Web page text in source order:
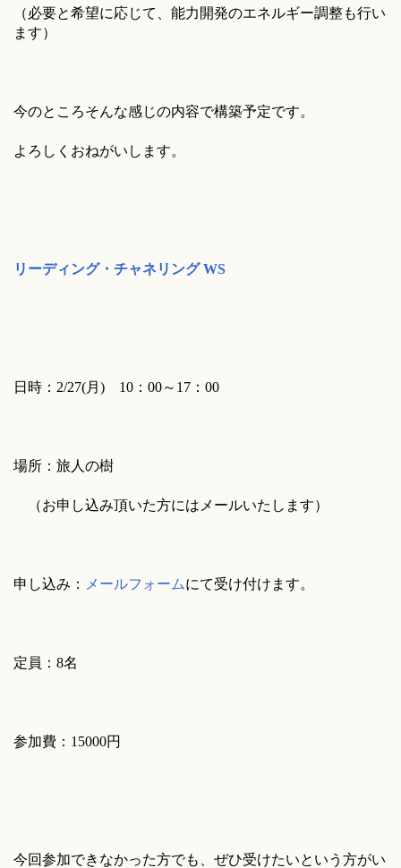
（必要と希望に応じて、能力開発のエネルギー調整も行い
ます）
今のところそんな感じの内容で構築予定です。
よろしくおねがいします。
リーディング・チャネリング WS
日時：2/27(月) 10：00～17：00
場所：旅人の樹
（お申し込み頂いた方にはメールいたします）
申し込み： メールフォームにて受け付けます。
定員：8名
参加費：15000円
今回参加できなかった方でも、ぜひ受けたいという方がい